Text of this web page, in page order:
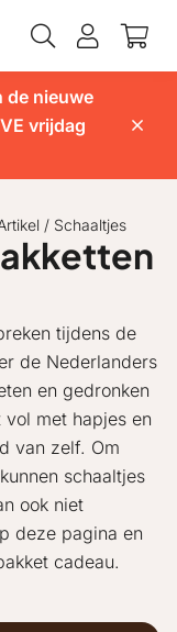
de nieuwe
vrijdag
/ Schaaltjes
tijdens de
de Nederlanders
en gedronken
met hapjes en
van zelf. Om
schaaltjes
ook niet
deze pagina en
cadeau.